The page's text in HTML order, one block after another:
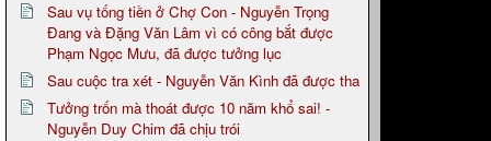
Sau vụ tống tiền ở Chợ Con - Nguyễn Trọng
Đang và Đặng Văn Lâm vì có công bắt được
Phạm Ngọc Mưu, đã được tưởng lục
Sau cuộc tra xét - Nguyễn Văn Kình đã được tha
Tưởng trốn mà thoát được 10 năm khổ sai! -
Nguyễn Duy Chim đã chịu trói